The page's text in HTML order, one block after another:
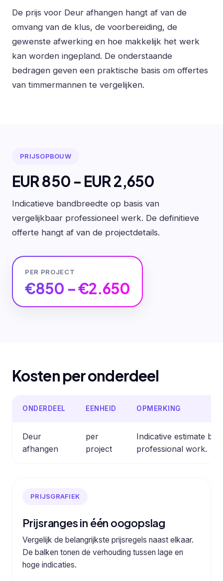
De prijs voor Deur afhangen hangt af van de
omvang van de klus, de voorbereiding, de
gewenste afwerking en hoe makkelijk het werk
kan worden ingepland. De onderstaande
bedragen geven een praktische basis om offertes
van timmermannen te vergelijken.
PRIJSOPBOUW
EUR 850 - EUR 2,650
Indicatieve bandbreedte op basis van
vergelijkbaar professioneel werk. De definitieve
offerte hangt af van de projectdetails.
PER PROJECT
€850 – €2.650
Kosten per onderdeel
ONDERDEEL EENHEID OPMERKING
Deur
afhangen
per
project
Indicative estimate
professional work.
PRIJSGRAFIEK
Prijsranges in één oogopslag
Vergelijk de belangrijkste prijsregels naast elkaar.
De balken tonen de verhouding tussen lage en
hoge indicaties.